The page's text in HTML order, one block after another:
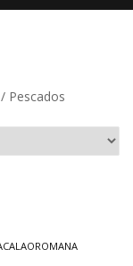
/ Pescados